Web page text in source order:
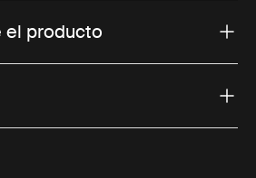
el producto